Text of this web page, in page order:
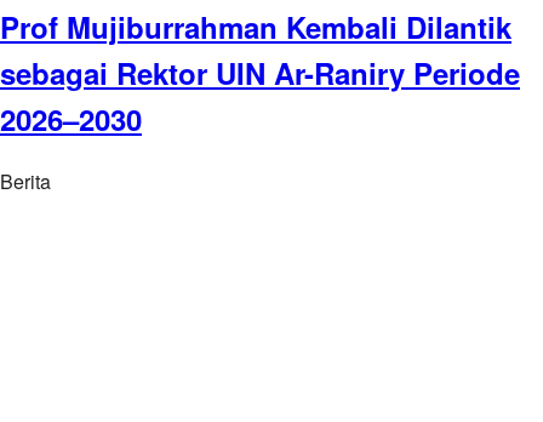
Prof Mujiburrahman Kembali Dilantik
sebagai Rektor UIN Ar-Raniry Periode
2026–2030
Berita